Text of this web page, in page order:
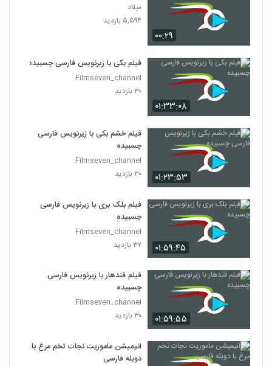
۰۰:۲۹
میلاد
۵,۵۹۴ بازدید
۰۱:۳۳:۰۸
فیلم بکی با زیرنویس فارسی چسبیده
Filmseven_channel
۳۰ بازدید
۰۱:۲۳:۵۳
فیلم خشم بکی با زیرنویس فارسی
چسبیده
Filmseven_channel
۳۰ بازدید
۰۱:۵۹:۴۵
فیلم بلک بری با زیرنویس فارسی
چسبیده
Filmseven_channel
۳۲ بازدید
۰۱:۵۹:۵۵
فیلم قندهار با زیرنویس فارسی
چسبیده
Filmseven_channel
۳۰ بازدید
انیمیشن ماموریت نجات تخم مرغ با
دوبله فارسی